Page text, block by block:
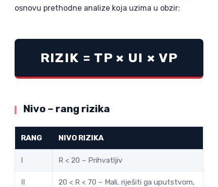
osnovu prethodne analize koja uzima u obzir:
RIZIK = TP × UI × VP
Nivo – rang rizika
RANG NIVO RIZIKA
I R < 20 – Prihvatljiv
II 20 < R < 70 – Mali, riješiti ga uputstvom,